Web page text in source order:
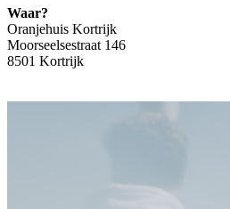
Waar?
Oranjehuis Kortrijk
Moorseelsestraat 146
8501 Kortrijk